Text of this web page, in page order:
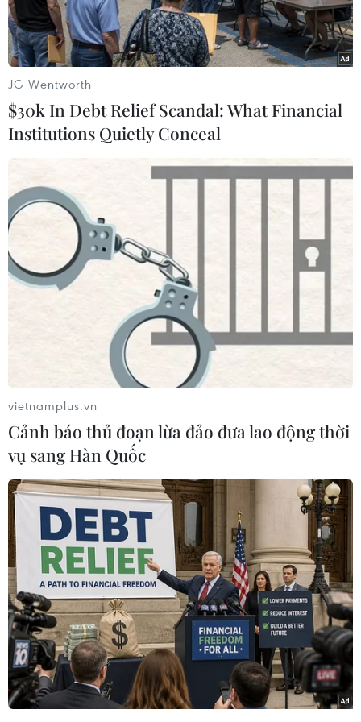
diệt chủng Pol Pot.
Bí thư Tỉnh ủy, Chủ tịch Hội đồng Nhân dân tỉnh Cà Mau
Nguyễn Tiến Hải (thứ 7, từ phải sang) tặng quà lưu niệm cho
đoàn cán bộ của Bộ Tư lệnh Cảnh vệ Quân đội Hoàng gia
Campuchia. (Ảnh: Huỳnh Anh/TTXVN)
Ngày 6/1, đoàn công tác do Trung tướng El Sa
Môn, Phó Tham mưu trưởng Bộ Tư lệnh Cảnh
vệ Quân đội Hoàng gia Campuchia làm trưởng
đoàn đã đến thăm, chúc Tết cổ truyền Quý Mão
2023 và làm việc với lãnh đạo tỉnh Cà Mau và
tỉnh Hậu Giang.
Tại buổi làm việc, Phó Tham mưu trưởng Bộ Tư
lệnh Cảnh vệ Quân đội Hoàng gia Campuchia
cảm ơn lãnh đạo tỉnh Cà Mau đã tiếp đoàn trong
không khí trang trọng, thân mật, đồng thời
thông tin đến lãnh đạo tỉnh về kết quả thực
hiện nhiệm vụ, vai trò của Bộ Tư lệnh Cảnh vệ
Quân đội Hoàng gia Campuchia.
Trung tướng El Sa Môn bày tỏ sự trân trọng tình
đoàn kết, hữu nghị của hai đất nước Việt Nam-
JG Wentworth
$30k In Debt Relief Scandal: What Financial
Institutions Quietly Conceal
vietnamplus.vn
Cảnh báo thủ đoạn lừa đảo đưa lao động thời
vụ sang Hàn Quốc